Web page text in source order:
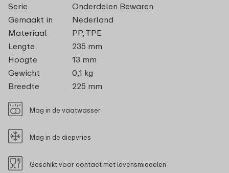
Serie
Onderdelen Bewaren
Gemaakt in
Nederland
Materiaal
PP, TPE
Lengte
235 mm
Hoogte
13 mm
Gewicht
0,1 kg
Breedte
225 mm
Mag in de vaatwasser
Mag in de diepvries
Geschikt voor contact met levensmiddelen